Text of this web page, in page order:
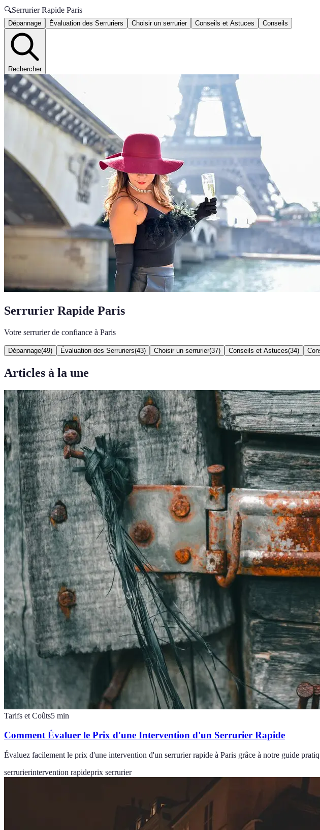
🔍Serrurier Rapide Paris
Dépannage Évaluation des Serruriers Choisir un serrurier Conseils et Astuces Conseils
Rechercher
Serrurier Rapide Paris
Votre serrurier de confiance à Paris
Dépannage(49) Évaluation des Serruriers(43) Choisir un serrurier(37) Conseils et Astuces(34)
Articles à la une
Tarifs et Coûts5 min
Comment Évaluer le Prix d'une Intervention d'un Serrurier Rapide
Évaluez facilement le prix d'une intervention d'un serrurier rapide à Paris grâce à notre guide
serrurierintervention rapideprix serrurier